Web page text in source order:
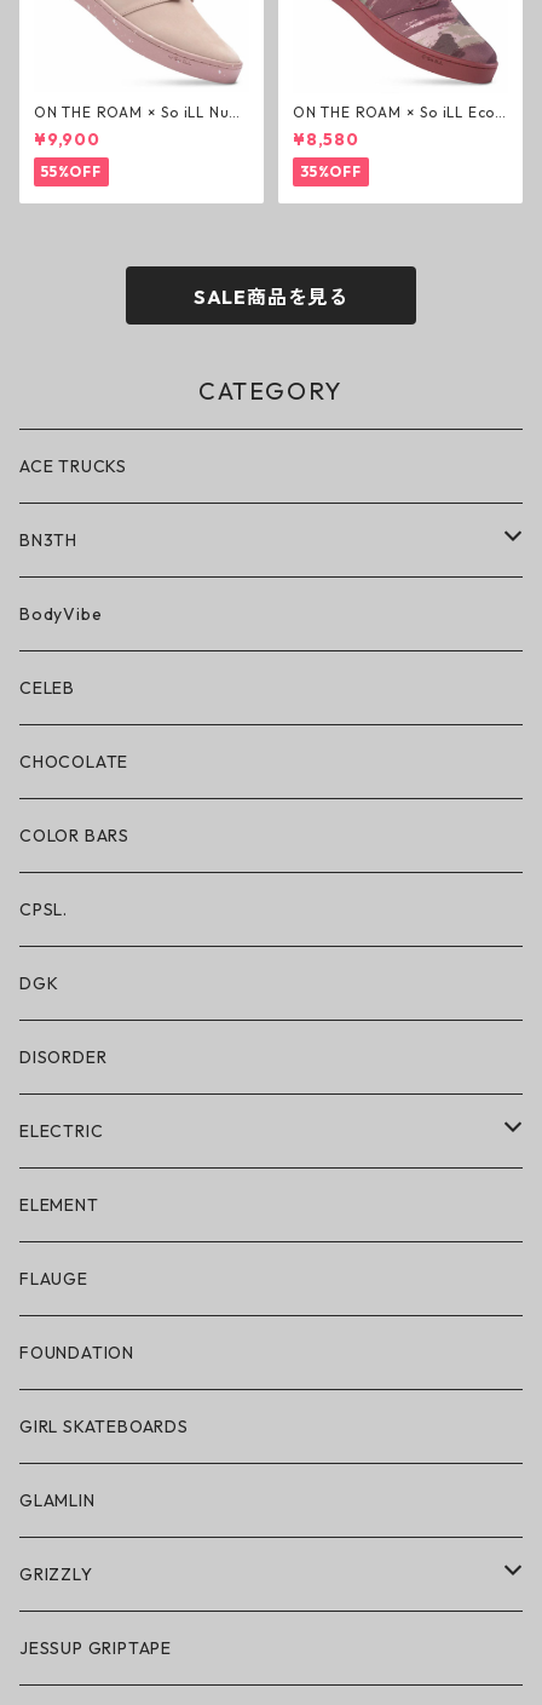
ON THE ROAM × So iLL Nubu
ck Wino ライフスタイルシュ
ーズ ダーティーピンク オンザ
ローム ジェイソンモモア OTR
スニーカー
¥9,900
55%OFF
ON THE ROAM × So iLL Eco
Camo Wino ライフスタイル
シューズ カモ オンザローム ジ
ェイソンモモア OTR スニーカ
ー
¥8,580
35%OFF
SALE商品を見る
CATEGORY
ACE TRUCKS
BN3TH
BN3TH × ON THE ROAM
ボクサーブリーフ/ショート丈
ボクサーブリーフ/ロング丈
ショートパンツ/2 IN 1
レギンス/フルレングス10分丈
水着/スイムウェア
BodyVibe
CELEB
CHOCOLATE
COLOR BARS
CPSL.
DGK
DISORDER
ELECTRIC
ELECTRIC × ON THE ROAM
アパレル
帽子
サングラス
スノーゴーグル
アクセサリー・小物
ELEMENT
FLAUGE
FOUNDATION
GIRL SKATEBOARDS
GLAMLIN
GRIZZLY
GRIZZLY × POLeR
JESSUP GRIPTAPE